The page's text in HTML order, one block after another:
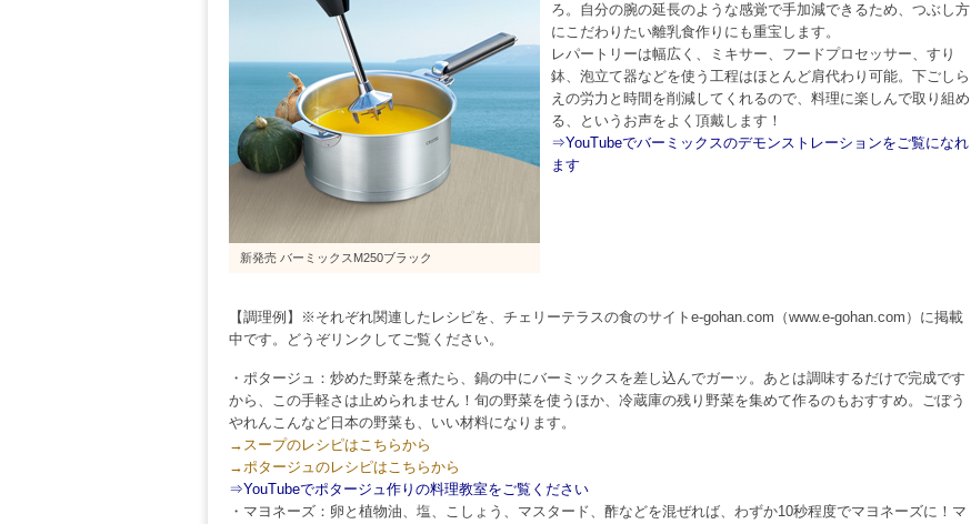
新発売 バーミックスM250ブラック
ろ。自分の腕の延長のような感覚で手加減できるため、つぶし方
にこだわりたい離乳食作りにも重宝します。
レパートリーは幅広く、ミキサー、フードプロセッサー、すり
鉢、泡立て器などを使う工程はほとんど肩代わり可能。下ごしら
えの労力と時間を削減してくれるので、料理に楽しんで取り組め
る、というお声をよく頂戴します！
⇒YouTubeでバーミックスのデモンストレーションをご覧になれ
ます
【調理例】※それぞれ関連したレシピを、チェリーテラスの食のサイトe-gohan.com（www.e-gohan.com）に掲載
中です。どうぞリンクしてご覧ください。
・ポタージュ：炒めた野菜を煮たら、鍋の中にバーミックスを差し込んでガーッ。あとは調味するだけで完成です
から、この手軽さは止められません！旬の野菜を使うほか、冷蔵庫の残り野菜を集めて作るのもおすすめ。ごぼう
やれんこんなど日本の野菜も、いい材料になります。
→スープのレシピはこちらから
→ポタージュのレシピはこちらから
⇒YouTubeでポタージュ作りの料理教室をご覧ください
・マヨネーズ：卵と植物油、塩、こしょう、マスタード、酢などを混ぜれば、わずか10秒程度でマヨネーズに！マ